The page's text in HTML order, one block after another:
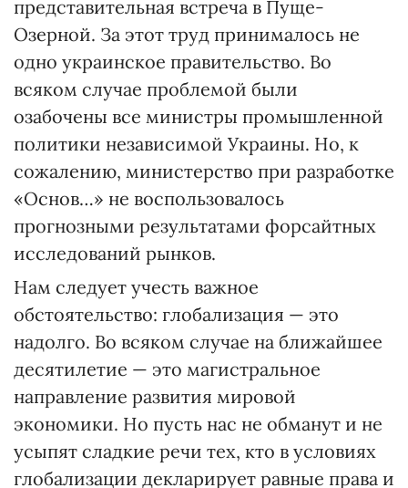
представительная встреча в Пуще-
Озерной. За этот труд принималось не
одно украинское правительство. Во
всяком случае проблемой были
озабочены все министры промышленной
политики независимой Украины. Но, к
сожалению, министерство при разработке
«Основ…» не воспользовалось
прогнозными результатами форсайтных
исследований рынков.
Нам следует учесть важное
обстоятельство: глобализация — это
надолго. Во всяком случае на ближайшее
десятилетие — это магистральное
направление развития мировой
экономики. Но пусть нас не обманут и не
усыпят сладкие речи тех, кто в условиях
глобализации декларирует равные права и